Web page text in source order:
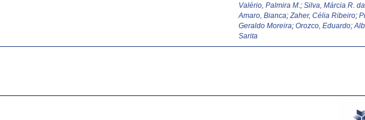
Valério, Palmira M. ;Silva, Márcia R. da
Amaro, Bianca;Zaher, Célia Ribeiro;
Geraldo Moreira;Orozco, Eduardo;
Sarita